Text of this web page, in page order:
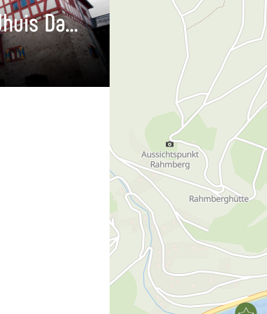
Vakwerkstadhuis Dausenau